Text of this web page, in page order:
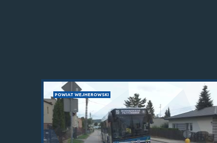
POWIAT WEJHEROWSKI